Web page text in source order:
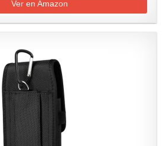
Ver en Amazon